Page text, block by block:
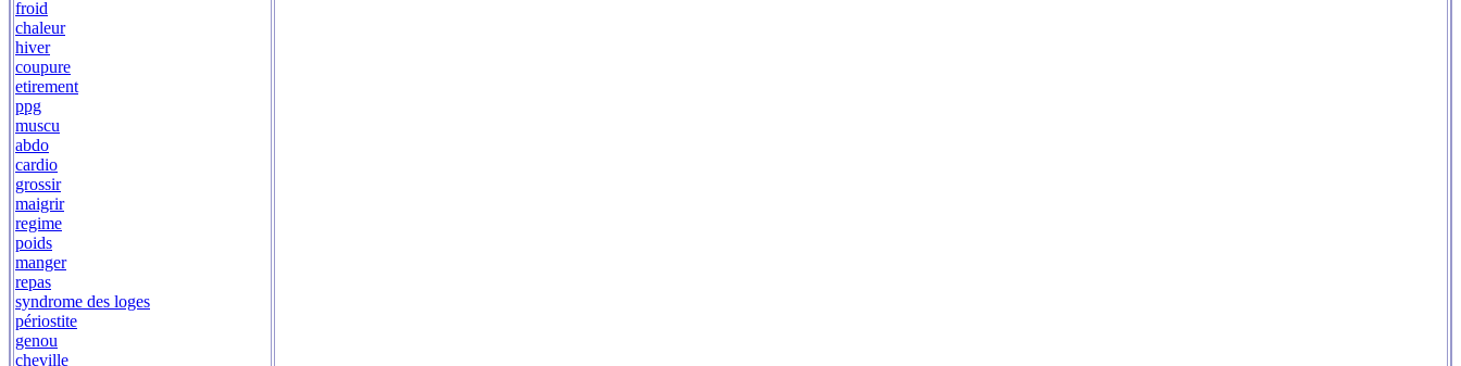
froid
chaleur
hiver
coupure
etirement
ppg
muscu
abdo
cardio
grossir
maigrir
regime
poids
manger
repas
syndrome des loges
périostite
genou
cheville